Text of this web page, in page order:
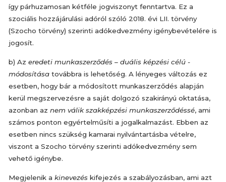
így párhuzamosan kétféle jogviszonyt fenntartva. Ez a
szociális hozzájárulási adóról szóló 2018. évi LII. törvény
(Szocho törvény) szerinti adókedvezmény igénybevételére is
jogosít.
b) Az eredeti munkaszerződés – duális képzési célú -
módosítása továbbra is lehetőség. A lényeges változás ez
esetben, hogy bár a módosított munkaszerződés alapján
kerül megszervezésre a saját dolgozó szakirányú oktatása,
azonban az nem válik szakképzési munkaszerződéssé, ami
számos ponton egyértelműsíti a jogalkalmazást. Ebben az
esetben nincs szükség kamarai nyilvántartásba vételre,
viszont a Szocho törvény szerinti adókedvezmény sem
vehető igénybe.
Megjelenik a kinevezés kifejezés a szabályozásban, ami azt